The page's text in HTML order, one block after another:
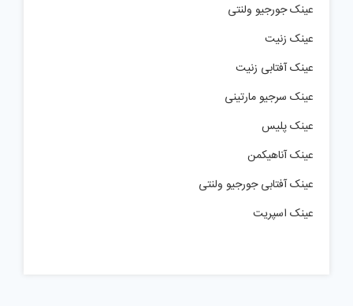
عینک جورجیو ولنتی
عینک زنیت
عینک آفتابی زنیت
عینک سرجیو مارتینی
عینک پلیس
عینک آناهیکمن
عینک آفتابی جورجیو ولنتی
عینک اسپریت